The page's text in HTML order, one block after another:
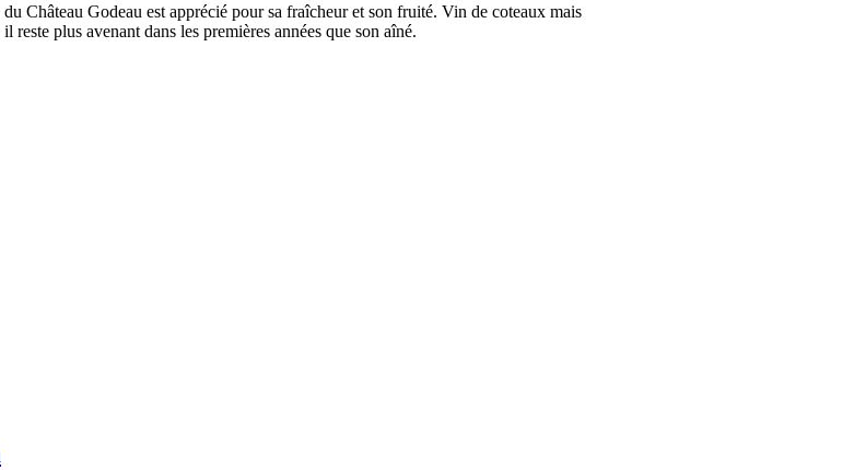
Château Godeau est apprécié pour sa fraîcheur et son fruité. Vin de coteaux mais
reste plus avenant dans les premières années que son aîné.